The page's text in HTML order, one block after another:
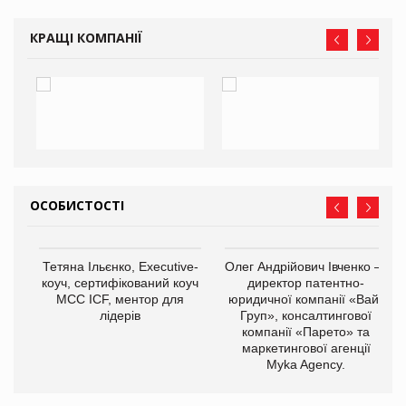
КРАЩІ КОМПАНІЇ
ОСОБИСТОСТІ
Тетяна Ільєнко, Executive-
коуч, сертифікований коуч
МСС ICF, ментор для
лідерів
Олег Андрійович Івченко —
директор патентно-
юридичної компанії «Вайз
Груп», консалтингової
компанії «Парето» та
маркетингової агенції
Myka Agency.